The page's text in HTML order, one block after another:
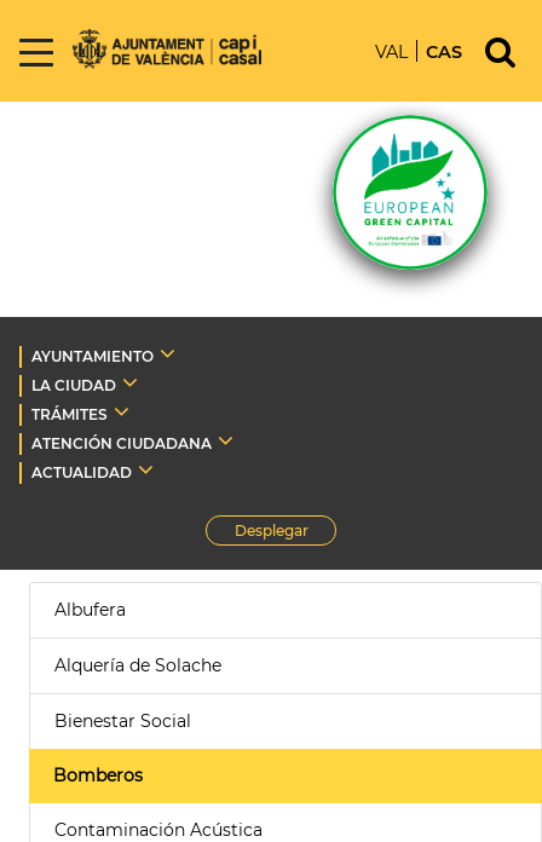
VAL CAS
AYUNTAMIENTO
LA CIUDAD
TRÁMITES
ATENCIÓN CIUDADANA
ACTUALIDAD
Desplegar
Albufera
Alquería de Solache
Bienestar Social
Bomberos
Contaminación Acústica